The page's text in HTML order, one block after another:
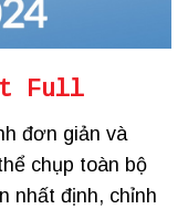
Full
đơn giản và
chụp toàn bộ
nhất định, chỉnh